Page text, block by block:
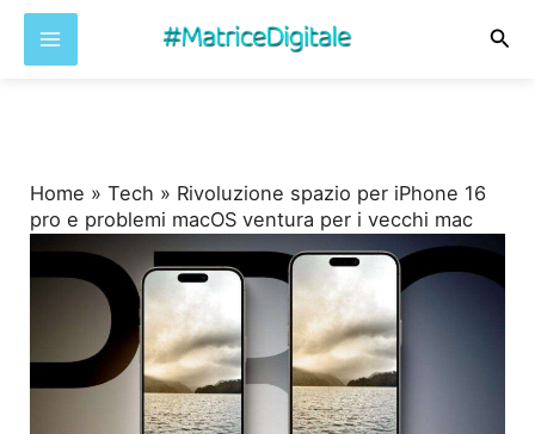
Home »Tech » Rivoluzione spazio per iPhone 16
pro e problemi macOS ventura per i vecchi mac